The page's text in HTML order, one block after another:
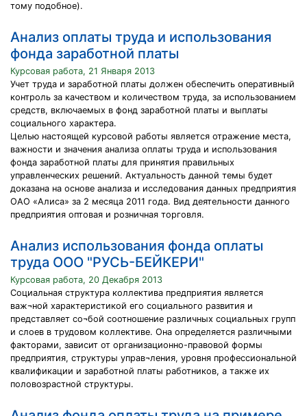
тому подобное).
Анализ оплаты труда и использования
фонда заработной платы
Курсовая работа, 21 Января 2013
Учет труда и заработной платы должен обеспечить оперативный
контроль за качеством и количеством труда, за использованием
средств, включаемых в фонд заработной платы и выплаты
социального характера.
Целью настоящей курсовой работы является отражение места,
важности и значения анализа оплаты труда и использования
фонда заработной платы для принятия правильных
управленческих решений. Актуальность данной темы будет
доказана на основе анализа и исследования данных предприятия
ОАО «Алиса» за 2 месяца 2011 года. Вид деятельности данного
предприятия оптовая и розничная торговля.
Анализ использования фонда оплаты
труда ООО "РУСЬ-БЕЙКЕРИ"
Курсовая работа, 20 Декабря 2013
Социальная структура коллектива предприятия является
важ¬ной характеристикой его социального развития и
представляет со¬бой соотношение различных социальных групп
и слоев в трудовом коллективе. Она определяется различными
факторами, зависит от организационно-правовой формы
предприятия, структуры управ¬ления, уровня профессиональной
квалификации и заработной платы работников, а также их
половозрастной структуры.